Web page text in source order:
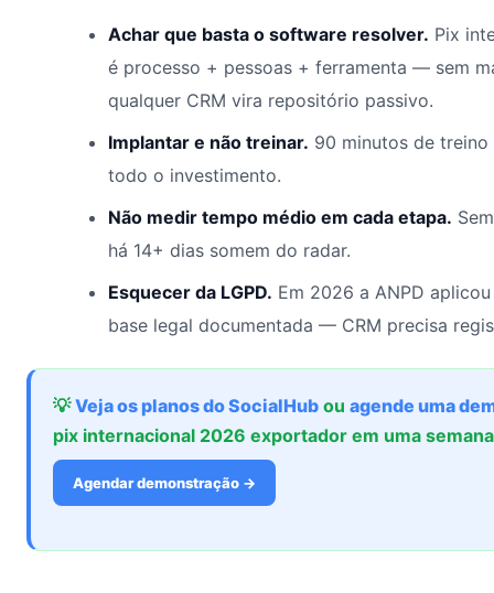
Achar que basta o software resolver. Pix
é processo + pessoas + ferramenta — sem
qualquer CRM vira repositório passivo.
Implantar e não treinar. 90 minutos de
todo o investimento.
Não medir tempo médio em cada etapa.
há 14+ dias somem do radar.
Esquecer da LGPD. Em 2026 a ANPD
base legal documentada — CRM precisa
💡Veja os planos do SocialHub ou agende uma
pix internacional 2026 exportador em uma
Agendar demonstração →